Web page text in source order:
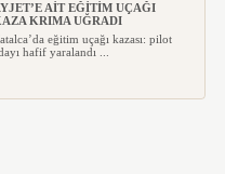
AİT EĞİTİM UÇAĞI
KRIMA UĞRADI
eğitim uçağı kazası: pilot
hafif yaralandı ...
VE VİETNAM ARASINDA